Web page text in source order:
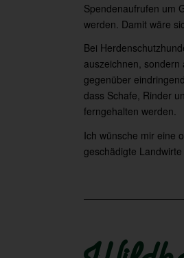
Spendenaufrufen um
werden. Damit wäre
Bei
auszeichnen,
gegenüber
dass Schafe, Rinder
ferngehalten werden.
Ich wünsche mir eine
geschädigte